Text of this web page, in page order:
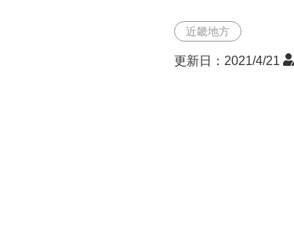
近畿地方
更新日：2021/4/21